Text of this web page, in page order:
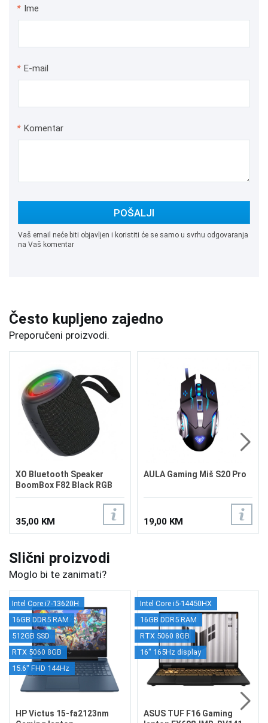
* Ime
* E-mail
* Komentar
POŠALJI
Vaš email neće biti objavljen i koristiti će se samo u svrhu odgovaranja
na Vaš komentar
Često kupljeno zajedno
Preporučeni proizvodi.
XO Bluetooth Speaker
BoomBox F82 Black RGB
35,00 KM
AULA Gaming Miš S20 Pro
19,00 KM
Slični proizvodi
Moglo bi te zanimati?
Intel Core i7-13620H
16GB DDR5 RAM
512GB SSD
RTX 5060 8GB
15.6" FHD 144Hz
HP Victus 15-fa2123nm
Intel Core i5-14450HX
16GB DDR5 RAM
RTX 5060 8GB
16" 165Hz display
ASUS TUF F16 Gaming